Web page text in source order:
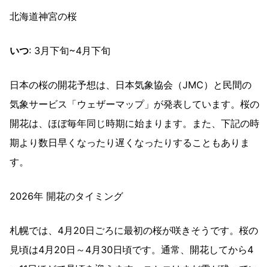
北海道神宮の桜
いつ: 3月下旬~4月下旬
日本の桜の開花予想は、日本気象協会（JMC）と民間の
気象サービス「ウェザーマップ」が発表しています。桜の
開花は、ほぼ毎年同じ時期に始まります。また、下記の時
期より数日早くなったり遅くなったりすることもありま
す。
2026年 開花のタイミング
札幌では、4月20日ごろに最初の桜が咲きそうです。桜の
見頃は4月20日～4月30日頃です。通常、開花してから4